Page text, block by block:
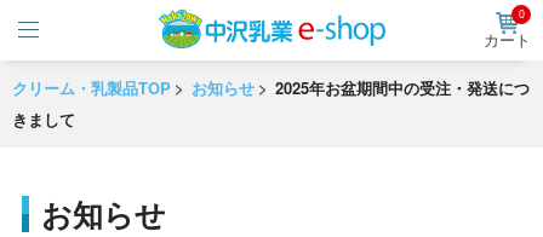
0
カート
クリーム・乳製品TOP お知らせ
2025年お盆期間中の受注・発送につ
きまして
お知らせ